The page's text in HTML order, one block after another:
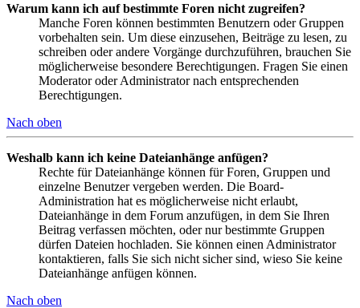
Warum kann ich auf bestimmte Foren nicht zugreifen?
Manche Foren können bestimmten Benutzern oder Gruppen
vorbehalten sein. Um diese einzusehen, Beiträge zu lesen, zu
schreiben oder andere Vorgänge durchzuführen, brauchen Sie
möglicherweise besondere Berechtigungen. Fragen Sie einen
Moderator oder Administrator nach entsprechenden
Berechtigungen.
Nach oben
Weshalb kann ich keine Dateianhänge anfügen?
Rechte für Dateianhänge können für Foren, Gruppen und
einzelne Benutzer vergeben werden. Die Board-
Administration hat es möglicherweise nicht erlaubt,
Dateianhänge in dem Forum anzufügen, in dem Sie Ihren
Beitrag verfassen möchten, oder nur bestimmte Gruppen
dürfen Dateien hochladen. Sie können einen Administrator
kontaktieren, falls Sie sich nicht sicher sind, wieso Sie keine
Dateianhänge anfügen können.
Nach oben